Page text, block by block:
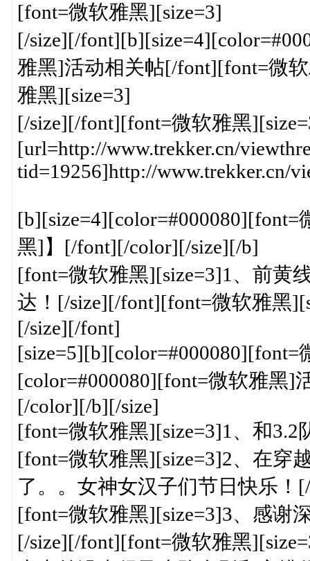
[font=微软雅黑][size=3]
[/size][/
雅黑]活动相关帖[/font][font=微
雅黑][size=3]
[/size][/font][font=微软雅黑
[url=http://www.trekker.cn/
tid=19256]http://www.trekker.cn/
黑]】[/font][/color][/size][/b]
[font=微软雅黑][size=3]1、前黄
达！[/size][/font][font=微软雅黑
[/size][/font]
[color=#000080][font=微软雅黑
[/color][/b][/size]
[font=微软雅黑][size=3]1、和
[font=微软雅黑][size=3]2、在穿
了。。女神女汉子们节日快乐！
[font=微软雅黑][size=3]3、感谢
[/size][/font][font=微软雅黑